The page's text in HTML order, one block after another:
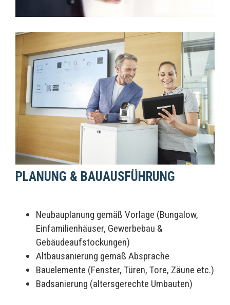
PLANUNG & BAUAUSFÜHRUNG
Neubauplanung gemäß Vorlage (Bungalow,
Einfamilienhäuser, Gewerbebau &
Gebäudeaufstockungen)
Altbausanierung gemäß Absprache
Bauelemente (Fenster, Türen, Tore, Zäune etc.)
Badsanierung (altersgerechte Umbauten)